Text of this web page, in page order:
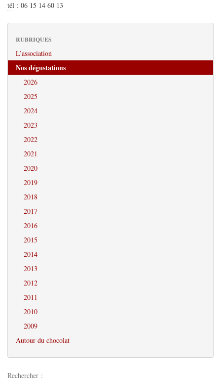
tél : 06 15 14 60 13
RUBRIQUES
L’association
Nos dégustations
2026
2025
2024
2023
2022
2021
2020
2019
2018
2017
2016
2015
2014
2013
2012
2011
2010
2009
Autour du chocolat
Rechercher :